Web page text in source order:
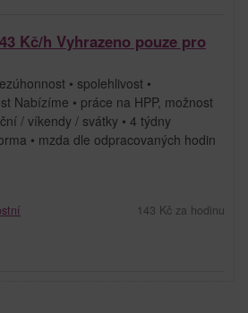
Kč/h Vyhrazeno pouze pro
• spolehlivost •
Nabízíme • práce na HPP, možnost
/ víkendy / svátky • 4 týdny
• mzda dle odpracovaných hodin
143 Kč za hodinu